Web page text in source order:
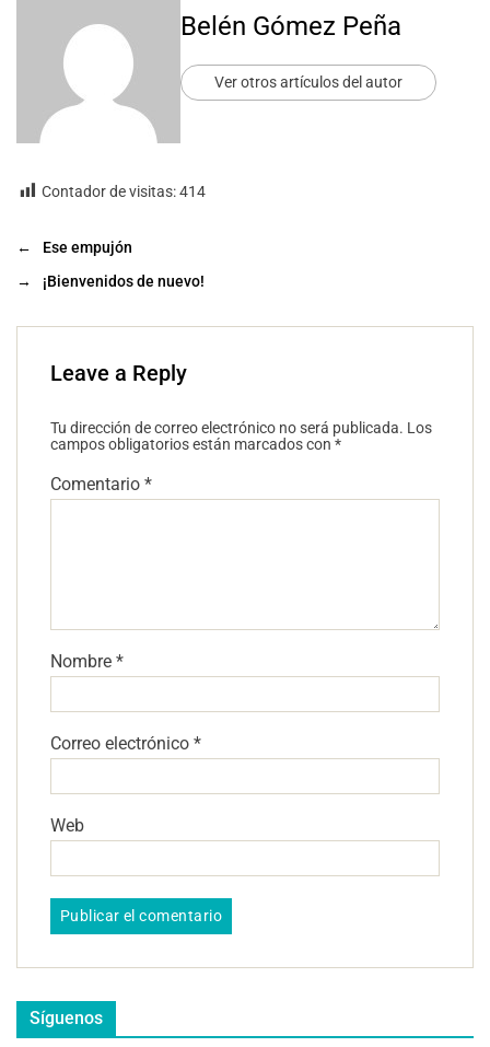
Belén Gómez Peña
Ver otros artículos del autor
Contador de visitas:414
←
Ese empujón
→
¡Bienvenidos de nuevo!
Leave a Reply
Tu dirección de correo electrónico no será publicada. Los
campos obligatorios están marcados con *
Comentario *
Nombre *
Correo electrónico *
Web
Síguenos